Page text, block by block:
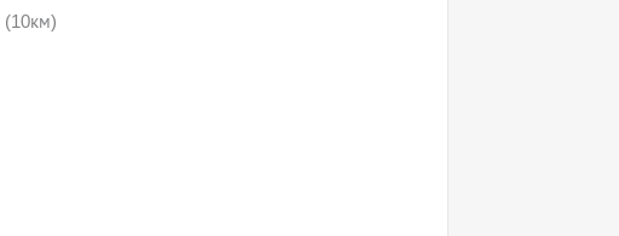
(10км)